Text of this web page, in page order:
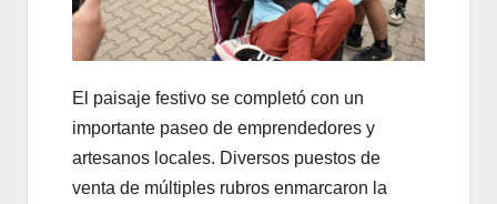
El paisaje festivo se completó con un
importante paseo de emprendedores y
artesanos locales. Diversos puestos de
venta de múltiples rubros enmarcaron la